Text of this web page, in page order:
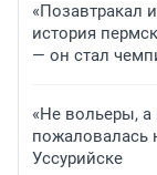
«Позавтракал
история
— он стал
«Не вольеры,
пожаловалась
Уссурийске